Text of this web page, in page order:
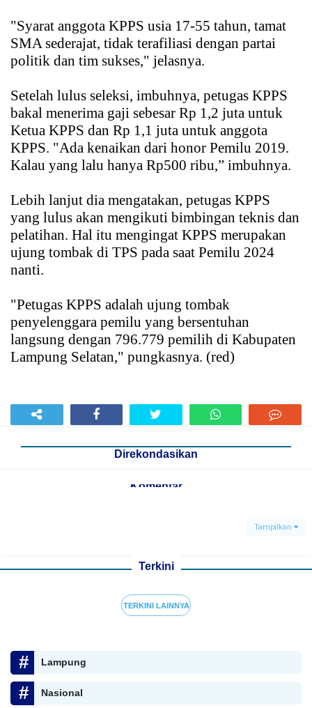
"Syarat anggota KPPS usia 17-55 tahun, tamat
SMA sederajat, tidak terafiliasi dengan partai
politik dan tim sukses," jelasnya.
Setelah lulus seleksi, imbuhnya, petugas KPPS
bakal menerima gaji sebesar Rp 1,2 juta untuk
Ketua KPPS dan Rp 1,1 juta untuk anggota
KPPS. "Ada kenaikan dari honor Pemilu 2019.
Kalau yang lalu hanya Rp500 ribu,” imbuhnya.
Lebih lanjut dia mengatakan, petugas KPPS
yang lulus akan mengikuti bimbingan teknis dan
pelatihan. Hal itu mengingat KPPS merupakan
ujung tombak di TPS pada saat Pemilu 2024
nanti.
"Petugas KPPS adalah ujung tombak
penyelenggara pemilu yang bersentuhan
langsung dengan 796.779 pemilih di Kabupaten
Lampung Selatan," pungkasnya. (red)
Direkondasikan
Komentar
Tampilkan
Terkini
TERKINI LAINNYA
Lampung
Nasional